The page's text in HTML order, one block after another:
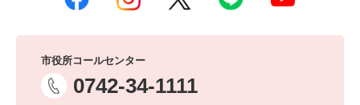
市役所コールセンター
0742-34-1111